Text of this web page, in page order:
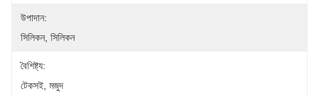
উপাদান:
সিলিকন, সিলিকন
বৈশিষ্ট্য:
টেকসই, মজুদ